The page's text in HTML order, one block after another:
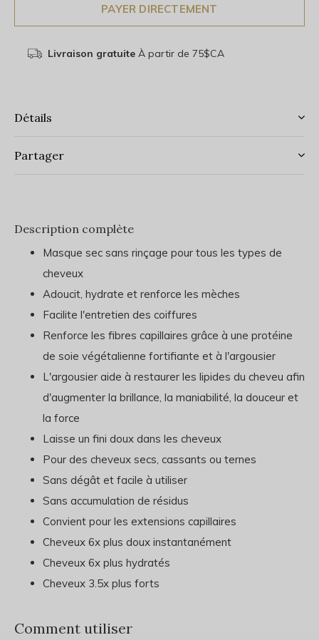
PAYER DIRECTEMENT
Livraison gratuiteÀ partir de 75$CA
Détails
Partager
Description complète
Masque sec sans rinçage pour tous les types de
cheveux
Adoucit, hydrate et renforce les mèches
Facilite l'entretien des coiffures
Renforce les fibres capillaires grâce à une protéine
de soie végétalienne fortifiante et à l'argousier
L'argousier aide à restaurer les lipides du cheveu afin
d'augmenter la brillance, la maniabilité, la douceur et
la force
Laisse un fini doux dans les cheveux
Pour des cheveux secs, cassants ou ternes
Sans dégât et facile à utiliser
Sans accumulation de résidus
Convient pour les extensions capillaires
Cheveux 6x plus doux instantanément
Cheveux 6x plus hydratés
Cheveux 3.5x plus forts
Comment utiliser